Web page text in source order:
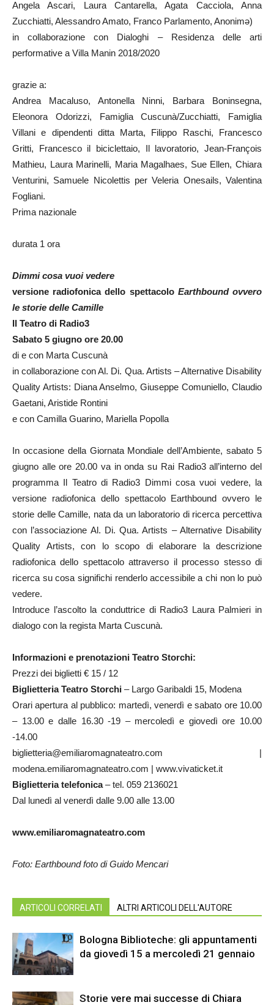
Angela Ascari, Laura Cantarella, Agata Cacciola, Anna
Zucchiatti, Alessandro Amato, Franco Parlamento, Anonimə)
in collaborazione con Dialoghi – Residenza delle arti
performative a Villa Manin 2018/2020
grazie a:
Andrea Macaluso, Antonella Ninni, Barbara Boninsegna,
Eleonora Odorizzi, Famiglia Cuscunà/Zucchiatti, Famiglia
Villani e dipendenti ditta Marta, Filippo Raschi, Francesco
Gritti, Francesco il biciclettaio, Il lavoratorio, Jean-François
Mathieu, Laura Marinelli, Maria Magalhaes, Sue Ellen, Chiara
Venturini, Samuele Nicolettis per Veleria Onesails, Valentina
Fogliani.
Prima nazionale
durata 1 ora
Dimmi cosa vuoi vedere
versione radiofonica dello spettacolo Earthbound ovvero
le storie delle Camille
Il Teatro di Radio3
Sabato 5 giugno ore 20.00
di e con Marta Cuscunà
in collaborazione con Al. Di. Qua. Artists – Alternative Disability
Quality Artists: Diana Anselmo, Giuseppe Comuniello, Claudio
Gaetani, Aristide Rontini
e con Camilla Guarino, Mariella Popolla
In occasione della Giornata Mondiale dell’Ambiente, sabato 5
giugno alle ore 20.00 va in onda su Rai Radio3 all’interno del
programma Il Teatro di Radio3 Dimmi cosa vuoi vedere, la
versione radiofonica dello spettacolo Earthbound ovvero le
storie delle Camille, nata da un laboratorio di ricerca percettiva
con l’associazione Al. Di. Qua. Artists – Alternative Disability
Quality Artists, con lo scopo di elaborare la descrizione
radiofonica dello spettacolo attraverso il processo stesso di
ricerca su cosa significhi renderlo accessibile a chi non lo può
vedere.
Introduce l’ascolto la conduttrice di Radio3 Laura Palmieri in
dialogo con la regista Marta Cuscunà.
Informazioni e prenotazioni Teatro Storchi:
Prezzi dei biglietti € 15 / 12
Biglietteria Teatro Storchi – Largo Garibaldi 15, Modena
Orari apertura al pubblico: martedì, venerdì e sabato ore 10.00
– 13.00 e dalle 16.30 -19 – mercoledì e giovedì ore 10.00
-14.00
biglietteria@emiliaromagnateatro.com |
modena.emiliaromagnateatro.com | www.vivaticket.it
Biglietteria telefonica– tel. 059 2136021
Dal lunedì al venerdì dalle 9.00 alle 13.00
www.emiliaromagnateatro.com
Foto: Earthbound foto di Guido Mencari
ARTICOLI CORRELATI ALTRI ARTICOLI DELL'AUTORE
Bologna Biblioteche: gli appuntamenti
da giovedì 15 a mercoledì 21 gennaio
Storie vere mai successe di Chiara